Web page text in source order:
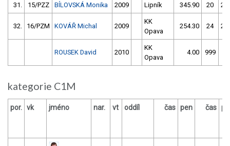
31. 15/PZZ BÍLOVSKÁ Monika 2009 Lipník 345.90 20
32. 16/PZM KOVÁŘ Michal 2009
KK
Opava
254.30 24
ROUSEK David 2010
KK
Opava
4.00 999
kategorie C1M
por. vk jméno nar. vt oddíl čas pen čas